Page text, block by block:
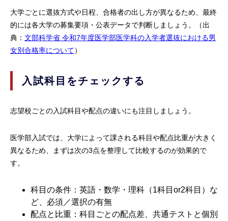
大学ごとに選抜方式や日程、合格者の出し方が異なるため、最終
的には各大学の募集要項・公表データで判断しましょう。（出
典： 文部科学省 令和7年度医学部医学科の入学者選抜における男
女別合格率について）
入試科目をチェックする
志望校ごとの入試科目や配点の違いにも注目しましょう。
医学部入試では、大学によって課される科目や配点比重が大きく
異なるため、まずは次の3点を整理して比較するのが効果的で
す。
科目の条件：英語・数学・理科（1科目or2科目）な
ど、必須／選択の有無
配点と比重：科目ごとの配点差、共通テストと個別